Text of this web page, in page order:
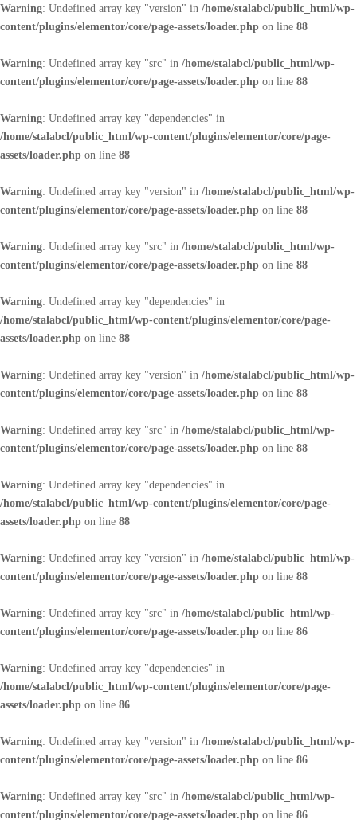
Warning: Undefined array key "version" in /home/stalabcl/public_html/wp-
content/plugins/elementor/core/page-assets/loader.php on line 88
Warning: Undefined array key "src" in /home/stalabcl/public_html/wp-
content/plugins/elementor/core/page-assets/loader.php on line 88
Warning: Undefined array key "dependencies" in
/home/stalabcl/public_html/wp-content/plugins/elementor/core/page-
assets/loader.php on line 88
Warning: Undefined array key "version" in /home/stalabcl/public_html/wp-
content/plugins/elementor/core/page-assets/loader.php on line 88
Warning: Undefined array key "src" in /home/stalabcl/public_html/wp-
content/plugins/elementor/core/page-assets/loader.php on line 88
Warning: Undefined array key "dependencies" in
/home/stalabcl/public_html/wp-content/plugins/elementor/core/page-
assets/loader.php on line 88
Warning: Undefined array key "version" in /home/stalabcl/public_html/wp-
content/plugins/elementor/core/page-assets/loader.php on line 88
Warning: Undefined array key "src" in /home/stalabcl/public_html/wp-
content/plugins/elementor/core/page-assets/loader.php on line 88
Warning: Undefined array key "dependencies" in
/home/stalabcl/public_html/wp-content/plugins/elementor/core/page-
assets/loader.php on line 88
Warning: Undefined array key "version" in /home/stalabcl/public_html/wp-
content/plugins/elementor/core/page-assets/loader.php on line 88
Warning: Undefined array key "src" in /home/stalabcl/public_html/wp-
content/plugins/elementor/core/page-assets/loader.php on line 86
Warning: Undefined array key "dependencies" in
/home/stalabcl/public_html/wp-content/plugins/elementor/core/page-
assets/loader.php on line 86
Warning: Undefined array key "version" in /home/stalabcl/public_html/wp-
content/plugins/elementor/core/page-assets/loader.php on line 86
Warning: Undefined array key "src" in /home/stalabcl/public_html/wp-
content/plugins/elementor/core/page-assets/loader.php on line 86